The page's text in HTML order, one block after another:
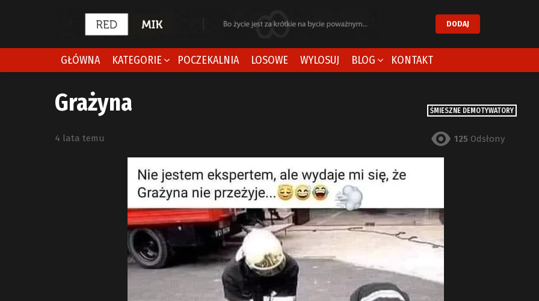
DODAJ
GŁÓWNA KATEGORIE POCZEKALNIA LOSOWE WYLOSUJ BLOG KONTAKT
ŚMIESZNE DEMOTYWATORY
Grażyna
4 lata temu 125 Odsłony